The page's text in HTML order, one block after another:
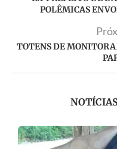
POLÊMICAS
TOTENS DE